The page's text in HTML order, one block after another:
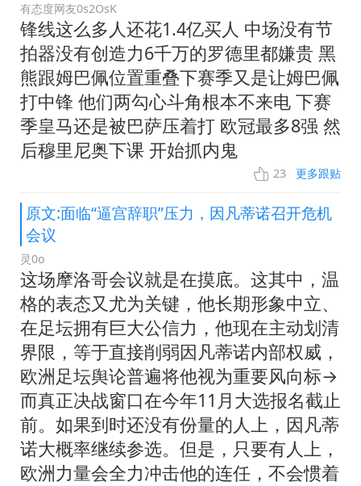
有态度网友0s2OsK
锋线这么多人还花1.4亿买人 中场没有节
拍器没有创造力6千万的罗德里都嫌贵 黑
熊跟姆巴佩位置重叠下赛季又是让姆巴佩
打中锋 他们两勾心斗角根本不来电 下赛
季皇马还是被巴萨压着打 欧冠最多8强 然
后穆里尼奥下课 开始抓内鬼
23 更多跟贴
原文:面临“逼宫辞职”压力，因凡蒂诺召开危机
会议
灵0o
这场摩洛哥会议就是在摸底。这其中，温
格的表态又尤为关键，他长期形象中立、
在足坛拥有巨大公信力，他现在主动划清
界限，等于直接削弱因凡蒂诺内部权威，
欧洲足坛舆论普遍将他视为重要风向标→
而真正决战窗口在今年11月大选报名截止
前。如果到时还没有份量的人上，因凡蒂
诺大概率继续参选。但是，只要有人上，
欧洲力量会全力冲击他的连任，不会惯着